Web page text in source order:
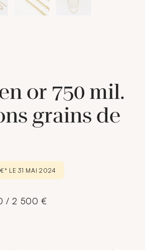
or 750 mil.
grains de
LE 31 MAI 2024
/ 2 500 €